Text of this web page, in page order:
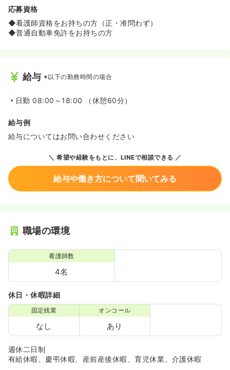
応募資格
◆看護師資格をお持ちの方（正・准問わず）
◆普通自動車免許をお持ちの方
給与 ※以下の勤務時間の場合
日勤 08:00～18:00 （休憩60分）
給与例
給与についてはお問い合わせください
希望や経験をもとに、LINEで相談できる
給与や働き方について聞いてみる
職場の環境
看護師数
4名
休日・休暇詳細
固定残業
なし
オンコール
あり
週休二日制
有給休暇、慶弔休暇、産前産後休暇、育児休業、介護休暇